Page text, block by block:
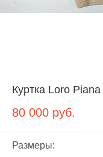
Куртка Loro Piana
80 000 руб.
Размеры: